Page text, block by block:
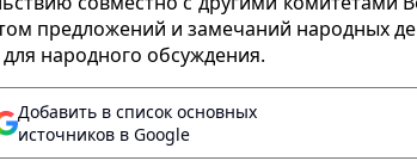
предложений и замечаний народных
народного обсуждения.
Добавить в список основных
источников в Google